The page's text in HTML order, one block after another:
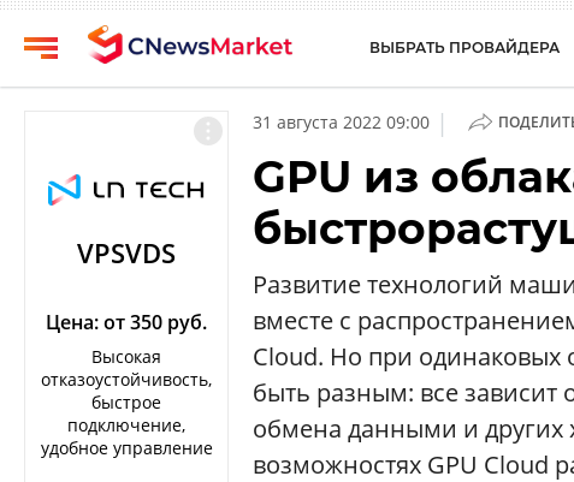
Публикации
обзоры
кабинет
проекте
Конференции
Техника
ВЫБРАТЬ ПРОВАЙДЕРА
VPSVDS
Цена: от 350 руб.
Высокая
отказоустойчивость,
быстрое
подключение,
удобное управление
31 августа 2022 09:00 |
GPU из
Развитие технологий
вместе с
Cloud. Но при одинаковых
быть разным: все зависит
обмена данными и других
возможностях GPU Cloud